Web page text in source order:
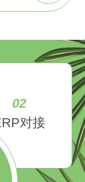
02
对接